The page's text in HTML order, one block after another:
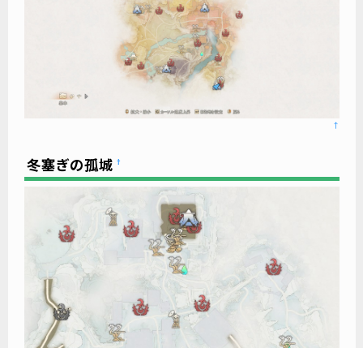
↑
冬塞ぎの孤城 †